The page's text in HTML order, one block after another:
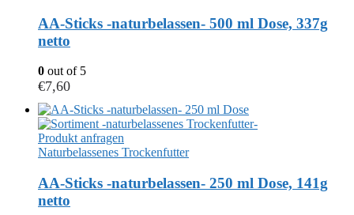
AA-Sticks -naturbelassen- 500 ml Dose, 337g
netto
0 out of 5
€7,60
Produkt anfragen
Naturbelassenes Trockenfutter
AA-Sticks -naturbelassen- 250 ml Dose, 141g
netto